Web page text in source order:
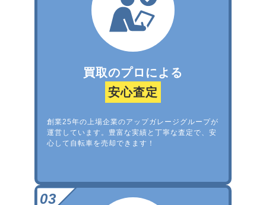
買取のプロによる
安心査定
創業25年の上場企業のアップガレージグループが
運営しています。豊富な実績と丁寧な査定で、安
心して自転車を売却できます！